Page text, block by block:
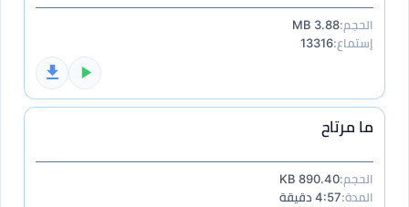
الحجم:3.88 MB
إستماع:13316
ما مرتاح
الحجم:890.40 KB
المدة:4:57 دقيقة